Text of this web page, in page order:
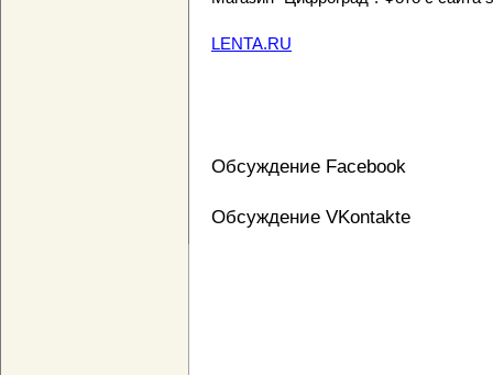
LENTA.RU
Обсуждение Facebook
Обсуждение VKontakte